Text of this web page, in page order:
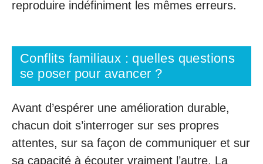
reproduire indéfiniment les mêmes erreurs.
Conflits familiaux : quelles questions
se poser pour avancer ?
Avant d’espérer une amélioration durable,
chacun doit s’interroger sur ses propres
attentes, sur sa façon de communiquer et sur
sa capacité à écouter vraiment l’autre. La